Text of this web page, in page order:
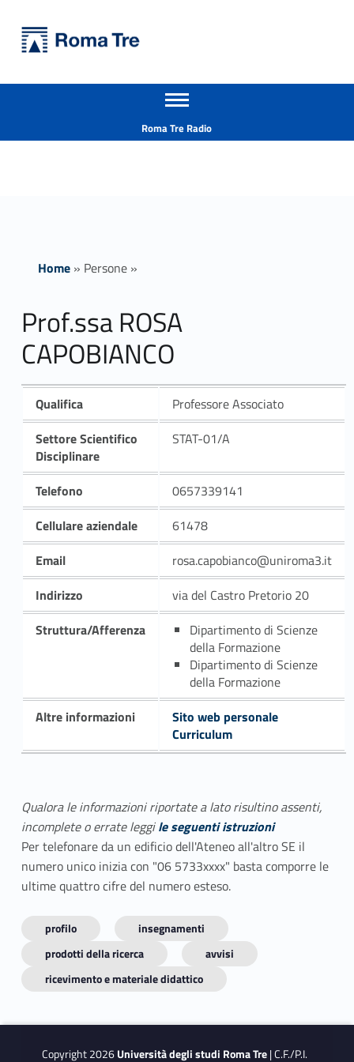
Prof.ssa ROSA CAPOBIANCO - Università Roma Tre
Apri il menu secondario
Roma Tre Radio
Home» Persone»
Prof.ssa ROSA
CAPOBIANCO
Qualifica
Professore Associato
Settore Scientifico
Disciplinare
STAT-01/A
Telefono
0657339141
Cellulare aziendale
61478
Email
rosa.capobianco@uniroma3.it
Indirizzo
via del Castro Pretorio 20
Struttura/Afferenza
Dipartimento di Scienze
della Formazione
Dipartimento di Scienze
della Formazione
Altre informazioni
Sito web personale
Curriculum
Qualora le informazioni riportate a lato risultino assenti,
incomplete o errate leggile seguenti istruzioni
Per telefonare da un edificio dell'Ateneo all'altro SE il
numero unico inizia con "06 5733xxxx" basta comporre le
ultime quattro cifre del numero esteso.
profilo
insegnamenti
prodotti della ricerca
avvisi
ricevimento e materiale didattico
Copyright 2026Università degli studi Roma Tre| C.F./P.I.